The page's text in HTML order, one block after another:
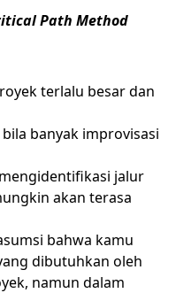
Path Method
terlalu besar dan
banyak improvisasi
jalur
akan terasa
bahwa kamu
dibutuhkan oleh
namun dalam